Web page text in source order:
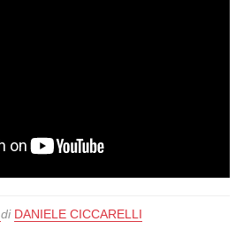
di DANIELE CICCARELLI